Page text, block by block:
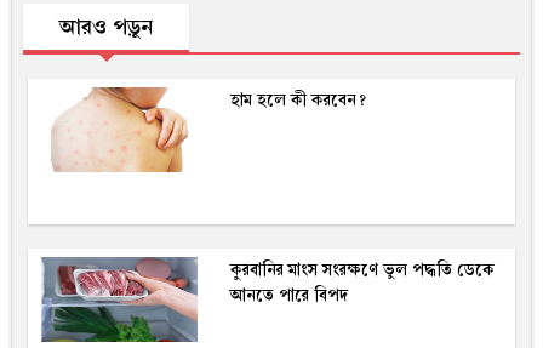
আরও পড়ুন
হাম হলে কী করবেন?
কুরবানির মাংস সংরক্ষণে ভুল পদ্ধতি ডেকে
আনতে পারে বিপদ